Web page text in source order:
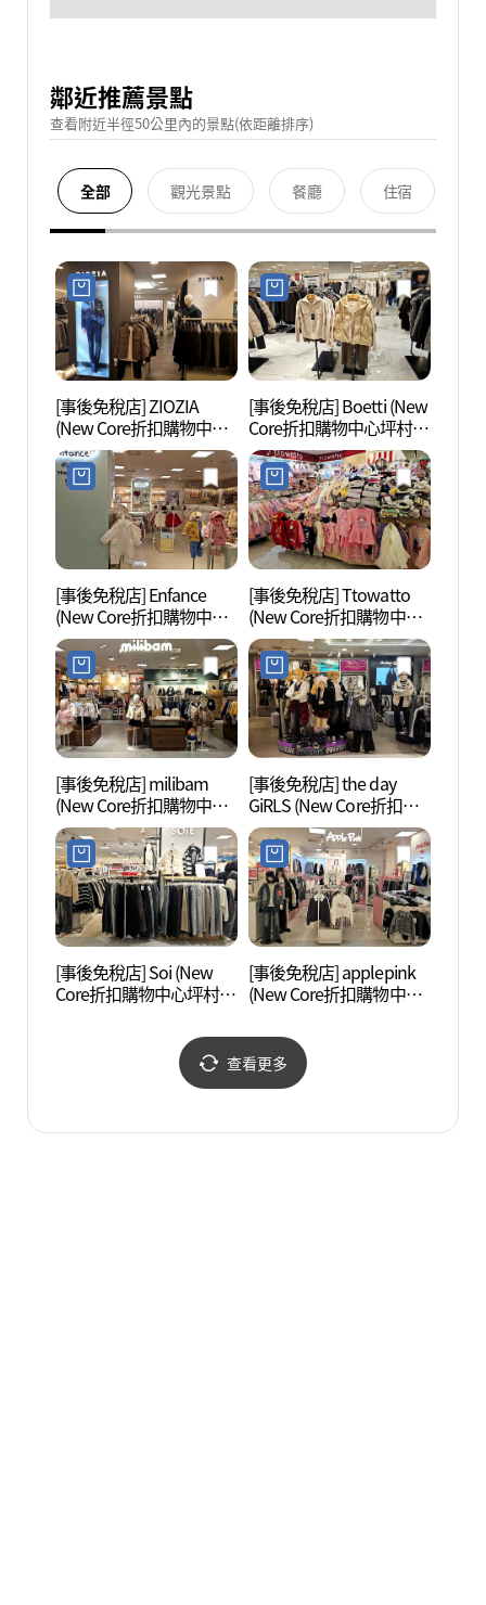
鄰近推薦景點
查看附近半徑50公里內的景點(依距離排序)
全部 觀光景點 餐廳 住宿
[事後免稅店] ZIOZIA
(New Core折扣購物中心
坪村店)(지오지아 뉴코아
아울렛 평촌점)
[事後免稅店] Boetti (New
Core折扣購物中心坪村
店)(보에띠 뉴코아아울렛
평촌점)
[事後免稅店] Enfance
(New Core折扣購物中心
坪村店)(앙팡스 뉴코아아
울렛 평촌점)
[事後免稅店] Ttowatto
(New Core折扣購物中心
坪村店)(또와또 뉴코아아
울렛 평촌점)
[事後免稅店] milibam
(New Core折扣購物中心
坪村店)(밀리밤 뉴코아아
울렛 평촌점)
[事後免稅店] the day
GiRLS (New Core折扣購
物中心坪村店)(더데이걸
뉴코아아울렛 평촌점)
[事後免稅店] Soi (New
Core折扣購物中心坪村
[事後免稅店] applepink
(New Core折扣購物中心
아울렛 평촌점)
查看更多